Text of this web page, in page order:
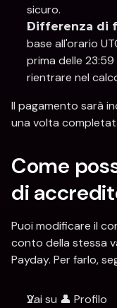
sicuro.
Differenza di
base all'orario
prima delle
rientrare nel
Il pagamento sarà
una volta
Come
di
Puoi modificare il
conto della stessa
Payday. Per farlo,
Vai su 👤 Profilo